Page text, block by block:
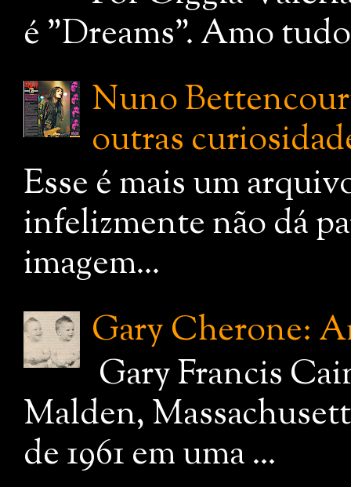
é "Dreams". Amo
Nuno
outras
Esse é mais um
infelizmente não dá
imagem...
Gary Cherone:
Gary Francis
Malden,
de 1961 em uma ...